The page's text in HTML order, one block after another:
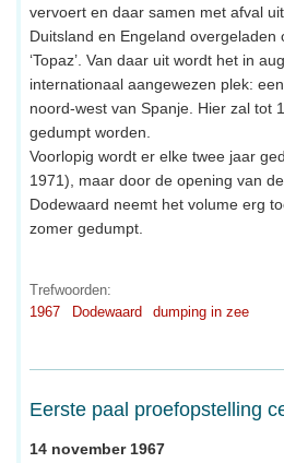
vervoert en daar samen met afval
Duitsland en Engeland overgeladen
‘Topaz’. Van daar uit wordt het in
internationaal aangewezen plek:
noord-west van Spanje. Hier zal tot
gedumpt worden.
Voorlopig wordt er elke twee jaar
1971), maar door de opening van
Dodewaard neemt het volume erg
zomer gedumpt.
Trefwoorden:
1967
Dodewaard dumping in zee
Eerste paal proefopstelling
14 november 1967